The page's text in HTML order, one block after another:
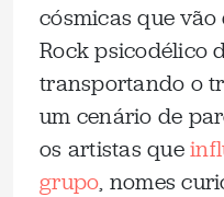
cósmicas que
Rock psicodélico
transportando o
um cenário de
os artistas que
grupo, nomes